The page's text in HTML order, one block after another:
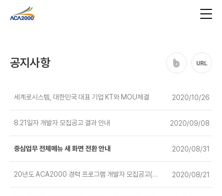
공지사항
세계로시스템, 대한민국 대표 기업 KT와 MOU체결 2020/10/26
8.21일자 개발자 모집공고 결과 안내 2020/09/08
중심업무 전체메뉴 새 화면 전환 안내 2020/08/31
20년도 ACA2000 경력 프로그램 개발자 모집공고(종료) 2020/08/21